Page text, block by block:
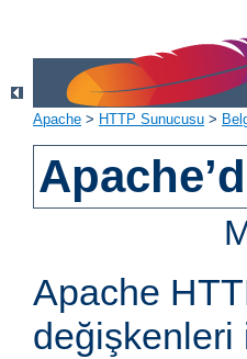
Apache > HTTP Sunucusu >
Apache
değişkenleri